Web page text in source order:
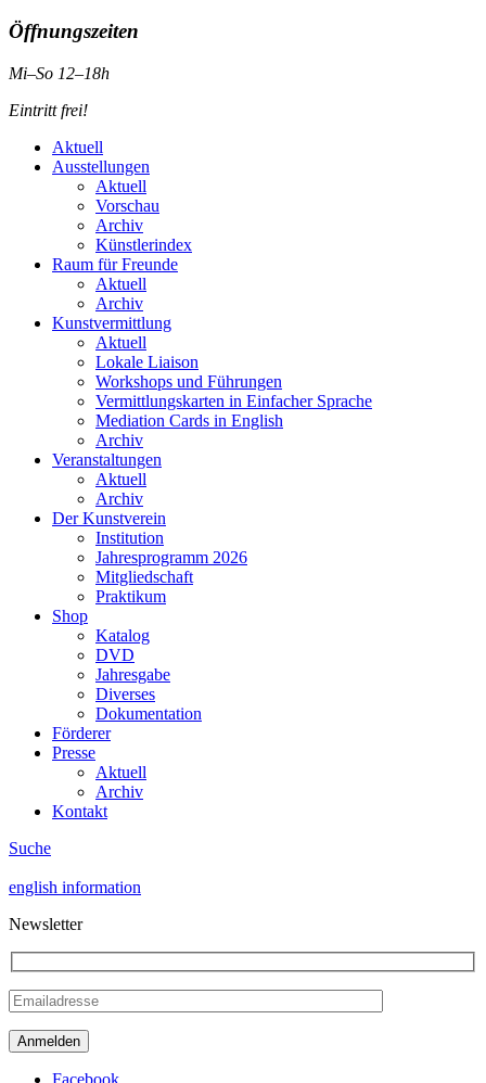
Öffnungszeiten
Mi–So 12–18h
Eintritt frei!
Aktuell
Ausstellungen
Aktuell
Vorschau
Archiv
Künstlerindex
Raum für Freunde
Aktuell
Archiv
Kunstvermittlung
Aktuell
Lokale Liaison
Workshops und Führungen
Vermittlungskarten in Einfacher Sprache
Mediation Cards in English
Archiv
Veranstaltungen
Aktuell
Archiv
Der Kunstverein
Institution
Jahresprogramm 2026
Mitgliedschaft
Praktikum
Shop
Katalog
DVD
Jahresgabe
Diverses
Dokumentation
Förderer
Presse
Aktuell
Archiv
Kontakt
Suche
english information
Newsletter